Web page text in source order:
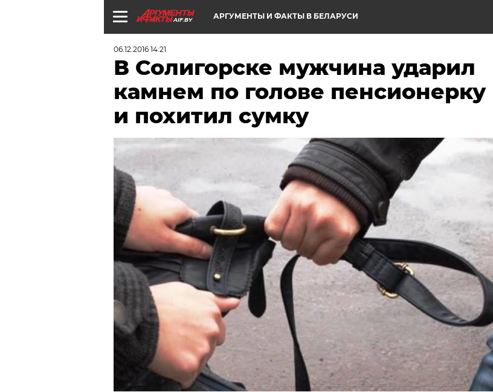
AIF.BY АРГУМЕНТЫ И ФАКТЫ В БЕЛАРУСИ
06.12.2016 14:21
В Солигорске мужчина ударил
камнем по голове пенсионерку
и похитил сумку